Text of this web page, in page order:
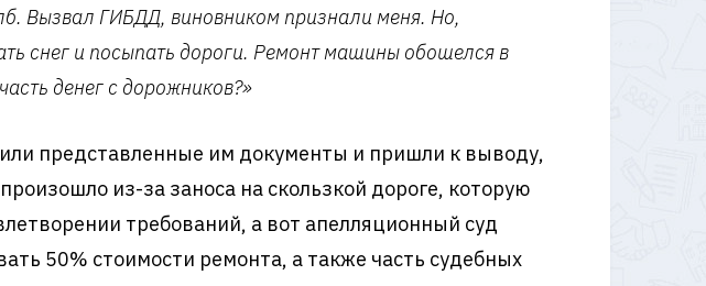
Вызвал ГИБДД, виновником признали меня. Но,
снег и посыпать дороги. Ремонт машины обошелся в
денег с дорожников?»
представленные им документы и пришли к выводу,
из-за заноса на скользкой дороге, которую
требований, а вот апелляционный суд
50% стоимости ремонта, а также часть судебных